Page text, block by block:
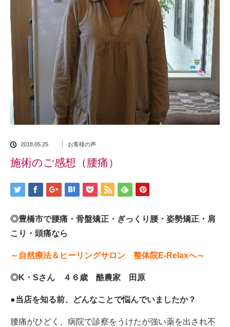
2018.05.25 お客様の声
施術のご感想（腰痛）
◎豊橋市で腰痛・骨盤矯正・ぎっくり腰・姿勢矯正・肩
こり・頭痛なら
～自然療法＆ヒーリングサロン 整体院E-Relaxへ～
◎K・Sさん ４６歳 酪農家 田原
●当店を知る前、どんなことで悩んでいましたか？
腰痛がひどく、病院で診察をうけたが強い薬を出され不